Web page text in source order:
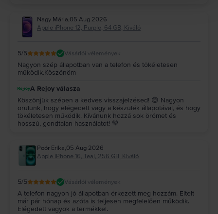
Nagy Mária,05 Aug 2026
Apple iPhone 12, Purple, 64 GB, Kiváló
5/5 Vásárlói vélemények
Nagyon szép állapotban van a telefon és tökéletesen
működik.Köszönöm
A Rejoy válasza
Köszönjük szépen a kedves visszajelzésed! 😊 Nagyon
örülünk, hogy elégedett vagy a készülék állapotával, és hogy
tökéletesen működik. Kívánunk hozzá sok örömet és
hosszú, gondtalan használatot! 💚
Poór Erika,05 Aug 2026
Apple iPhone 16, Teal, 256 GB, Kiváló
5/5 Vásárlói vélemények
A telefon nagyon jó állapotban érkezett meg hozzám. Eltelt
már pár hónap és azóta is teljesen megfelelően működik.
Elégedett vagyok a termékkel.